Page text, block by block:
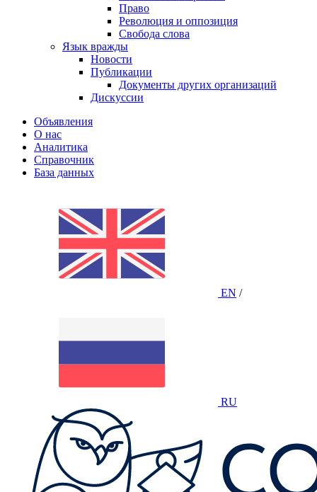
Право
Революция и оппозиция
Свобода слова
Язык вражды
Новости
Публикации
Документы других организаций
Дискуссии
Объявления
О нас
Аналитика
Справочник
База данных
EN /
RU